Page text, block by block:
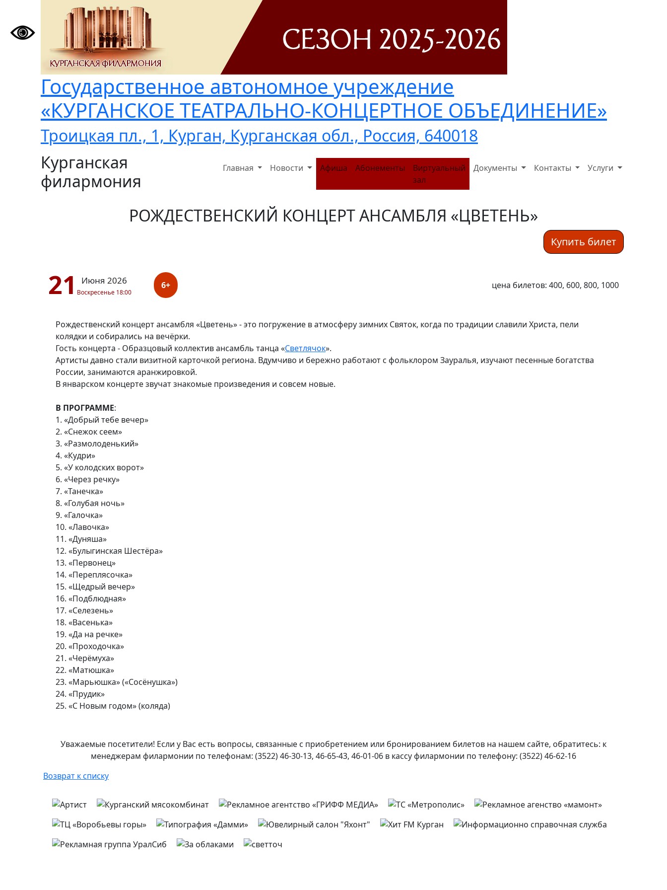
Государственное автономное учреждение
«КУРГАНСКОЕ ТЕАТРАЛЬНО-КОНЦЕРТНОЕ ОБЪЕДИНЕНИЕ»
Троицкая пл., 1, Курган, Курганская обл., Россия, 640018
Курганская
филармония
Главная Новости Афиша Абонементы
Виртуальный
зал
Документы Контакты Услуги
РОЖДЕСТВЕНСКИЙ КОНЦЕРТ АНСАМБЛЯ «ЦВЕТЕНЬ»
Купить билет
21 Июня 2026
Воскресенье 18:00
6+ цена билетов: 400, 600, 800, 1000
Рождественский концерт ансамбля «Цветень» - это погружение в атмосферу зимних Святок, когда по традиции славили Христа, пели
колядки и собирались на вечёрки.
Гость концерта - Образцовый коллектив ансамбль танца «Светлячок».
Артисты давно стали визитной карточкой региона. Вдумчиво и бережно работают с фольклором Зауралья, изучают песенные богатства
России, занимаются аранжировкой.
В январском концерте звучат знакомые произведения и совсем новые.
В ПРОГРАММЕ:
1. «Добрый тебе вечер»
2. «Снежок сеем»
3. «Размолоденький»
4. «Кудри»
5. «У колодских ворот»
6. «Через речку»
7. «Танечка»
8. «Голубая ночь»
9. «Галочка»
10. «Лавочка»
11. «Дуняша»
12. «Булыгинская Шестёра»
13. «Первонец»
14. «Переплясочка»
15. «Щедрый вечер»
16. «Подблюдная»
17. «Селезень»
18. «Васенька»
19. «Да на речке»
20. «Проходочка»
21. «Черёмуха»
22. «Матюшка»
23. «Марьюшка» («Сосёнушка»)
24. «Прудик»
25. «С Новым годом» (коляда)
Уважаемые посетители! Если у Вас есть вопросы, связанные с приобретением или бронированием билетов на нашем сайте, обратитесь: к
менеджерам филармонии по телефонам: (3522) 46-30-13, 46-65-43, 46-01-06 в кассу филармонии по телефону: (3522) 46-62-16
Возврат к списку